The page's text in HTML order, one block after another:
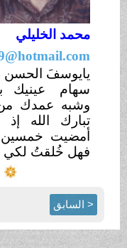
هل للعمد من قَوَدِ؟
بالأسحار
قاتلةٌ
من خديك نار لظىً
إذ سواك ذا
حورٍ
أرجو وصله عبثاً
أحيا على ألمٍ ؟؟؟؟